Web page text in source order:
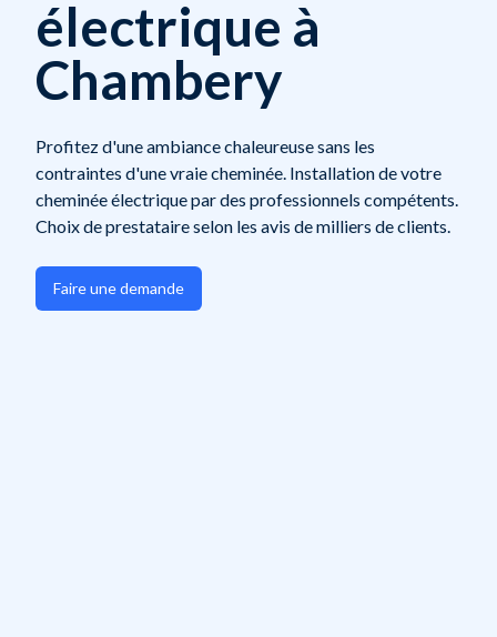
électrique à
Chambery
Profitez d'une ambiance chaleureuse sans les
contraintes d'une vraie cheminée. Installation de votre
cheminée électrique par des professionnels compétents.
Choix de prestataire selon les avis de milliers de clients.
Faire une demande